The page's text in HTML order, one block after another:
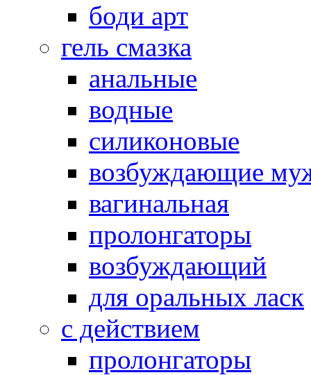
боди арт
гель смазка
анальные
водные
силиконовые
возбуждающие
вагинальная
пролонгаторы
возбуждающий
для оральных ласк
с действием
пролонгаторы